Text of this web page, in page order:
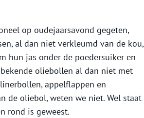
op oudejaarsavond gegeten,
al dan niet verkleumd van de kou,
hun jas onder de poedersuiker en
oliebollen al dan niet met
appelflappen en
de oliebol, weten we niet. Wel staat
rond is geweest.